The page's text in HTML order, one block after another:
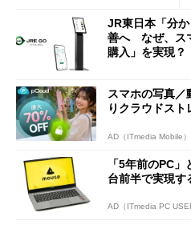
JR東日本「分
善へ なぜ、ス
購入」を実現？
スマホの写真／
りクラウドスト
AD（ITmedia Mobile）
「5年前のPC
台前半で実現す
AD（ITmedia PC